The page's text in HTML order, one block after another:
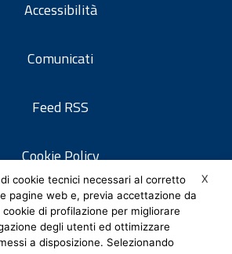
Accessibilità
Comunicati
Feed RSS
Cookie Policy
Informativa privacy
X
cookie tecnici necessari al corretto
pagine web e, previa accettazione da
cookie di profilazione per migliorare
degli utenti ed ottimizzare
a disposizione. Selezionando